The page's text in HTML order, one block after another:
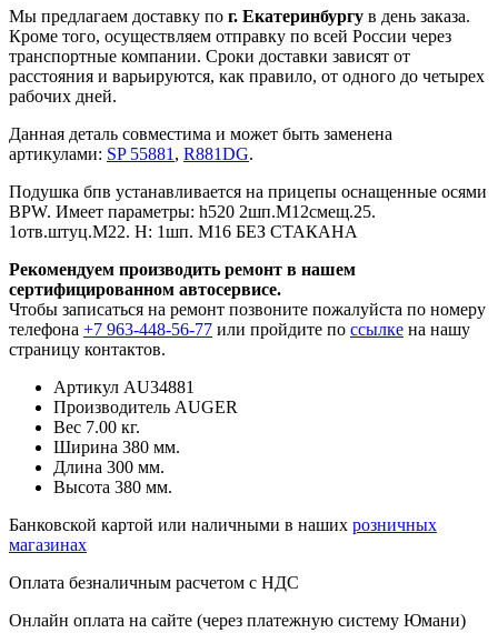
Мы предлагаем доставку по г. Екатеринбургу в день заказа.
Кроме того, осуществляем отправку по всей России через
транспортные компании. Сроки доставки зависят от
расстояния и варьируются, как правило, от одного до четырех
рабочих дней.
Данная деталь совместима и может быть заменена
артикулами: SP 55881 , R881DG.
Подушка бпв устанавливается на прицепы оснащенные осями
BPW. Имеет параметры: h520 2шп.M12смещ.25.
1отв.штуц.M22. Н: 1шп. M16 БЕЗ СТАКАНА
Рекомендуем производить ремонт в нашем
сертифицированном автосервисе.
Чтобы записаться на ремонт позвоните пожалуйста по номеру
телефона +7 963-448-56-77 или пройдите по ссылке на нашу
страницу контактов.
Артикул AU34881
Производитель AUGER
Вес 7.00 кг.
Ширина 380 мм.
Длина 300 мм.
Высота 380 мм.
Банковской картой или наличными в наших розничных
магазинах
Оплата безналичным расчетом с НДС
Онлайн оплата на сайте (через платежную систему Юмани)